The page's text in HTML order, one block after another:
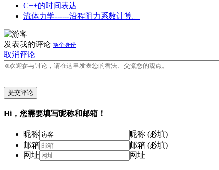
C++的时间表达
流体力学------沿程阻力系数计算。
发表我的评论 换个身份
取消评论
提交评论
Hi，您需要填写昵称和邮箱！
昵称
昵称 (必填)
邮箱
邮箱 (必填)
网址
网址